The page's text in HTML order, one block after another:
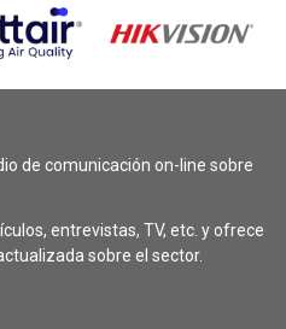
de comunicación on-line sobre
entrevistas, TV, etc. y ofrece
sobre el sector.